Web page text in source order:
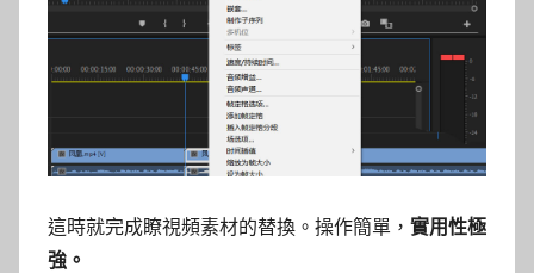
這時就完成瞭視頻素材的替換。操作簡單， 實用性極
強。